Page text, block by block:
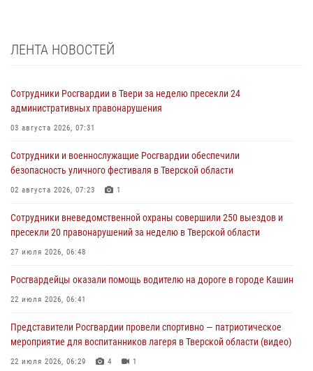
ЛЕНТА НОВОСТЕЙ
Сотрудники Росгвардии в Твери за неделю пресекли 24
административных правонарушения
03 августа 2026, 07:31
Сотрудники и военнослужащие Росгвардии обеспечили
безопасность уличного фестиваля в Тверской области
02 августа 2026, 07:23 1
Сотрудники вневедомственной охраны совершили 250 выездов и
пресекли 20 правонарушений за неделю в Тверской области
27 июля 2026, 06:48
Росгвардейцы оказали помощь водителю на дороге в городе Кашин
22 июля 2026, 06:41
Представители Росгвардии провели спортивно — патриотическое
мероприятие для воспитанников лагеря в Тверской области (видео)
22 июля 2026, 06:29 4 1